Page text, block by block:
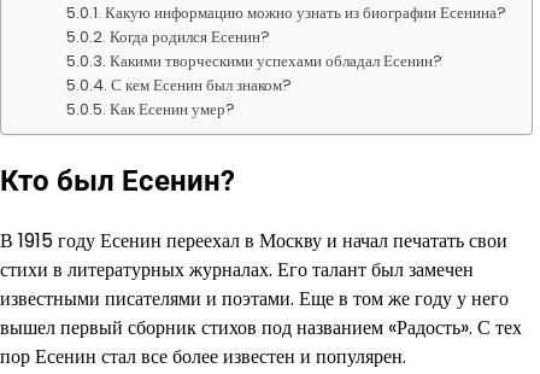
Какую информацию можно узнать из биографии Есенина?
Когда родился Есенин?
Какими творческими успехами обладал Есенин?
С кем Есенин был знаком?
Как Есенин умер?
Кто был Есенин?
В 1915 году Есенин переехал в Москву и начал печатать свои
стихи в литературных журналах. Его талант был замечен
известными писателями и поэтами. Еще в том же году у него
вышел первый сборник стихов под названием «Радость». С тех
пор Есенин стал все более известен и популярен.